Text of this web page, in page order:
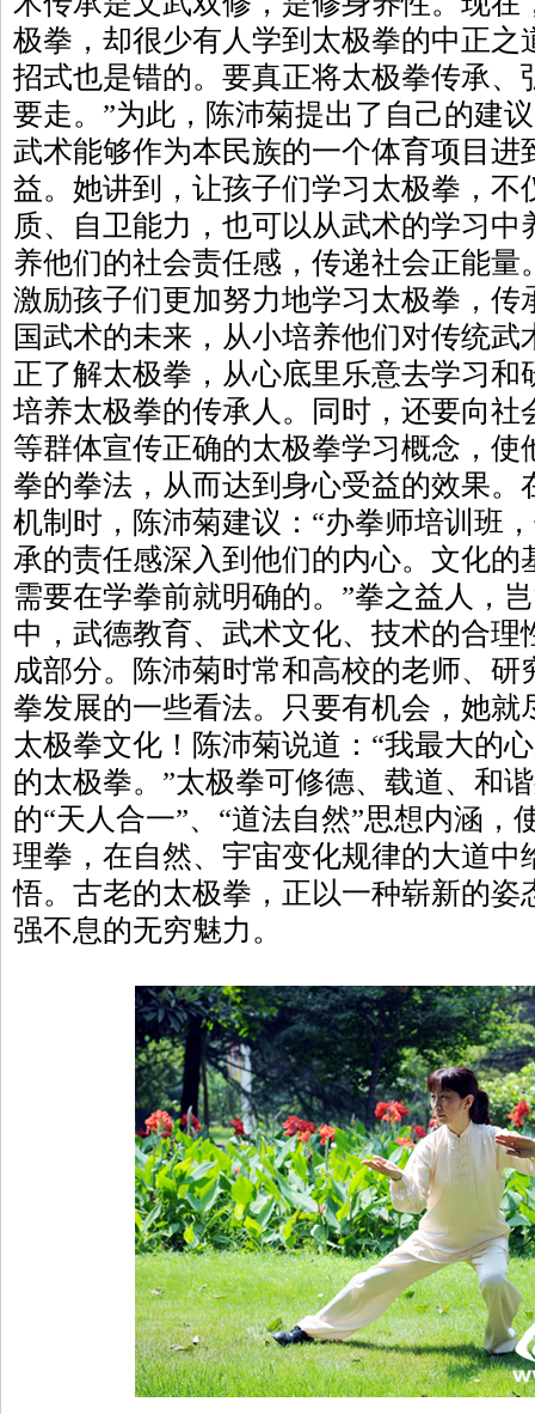
极拳，却很少有人学到太极拳的中正之
招式也是错的。要真正将太极拳传承、
要走。”为此，陈沛菊提出了自己的建
武术能够作为本民族的一个体育项目进
益。她讲到，让孩子们学习太极拳，不
质、自卫能力，也可以从武术的学习
养他们的社会责任感，传递社会正能量
激励孩子们更加努力地学习太极拳，传
国武术的未来，从小培养他们对传统
正了解太极拳，从心底里乐意去学习和
培养太极拳的传承人。同时，还要向社
等群体宣传正确的太极拳学习概念，使
拳的拳法，从而达到身心受益的效果。
机制时，陈沛菊建议：“办拳师培训班
承的责任感深入到他们的内心。文化的
需要在学拳前就明确的。”拳之益人，
中，武德教育、武术文化、技术的合理
成部分。陈沛菊时常和高校的老师、
拳发展的一些看法。只要有机会，她就
太极拳文化！陈沛菊说道：“我最大的
的太极拳。”太极拳可修德、载道、和
的“天人合一”、“道法自然”思想内涵，
理拳，在自然、宇宙变化规律的大道中
悟。古老的太极拳，正以一种崭新的姿
强不息的无穷魅力。